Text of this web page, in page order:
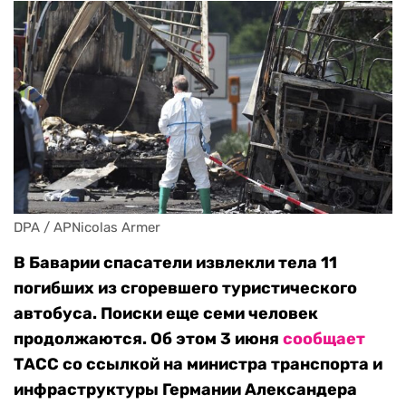
DPA / APNicolas Armer
В Баварии спасатели извлекли тела 11
погибших из сгоревшего туристического
автобуса. Поиски еще семи человек
продолжаются. Об этом 3 июня сообщает
ТАСС со ссылкой на министра транспорта и
инфраструктуры Германии Александера